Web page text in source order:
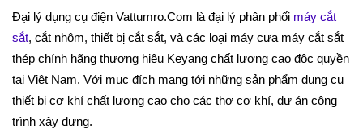
Đại lý dụng cụ điện Vattumro.Com là đại lý phân phối máy cắt
sắt, cắt nhôm, thiết bị cắt sắt, và các loại máy cưa máy cắt sắt
thép chính hãng thương hiệu Keyang chất lượng cao độc quyền
tại Việt Nam. Với mục đích mang tới những sản phẩm dụng cụ
thiết bị cơ khí chất lượng cao cho các thợ cơ khí, dự án công
trình xây dựng.